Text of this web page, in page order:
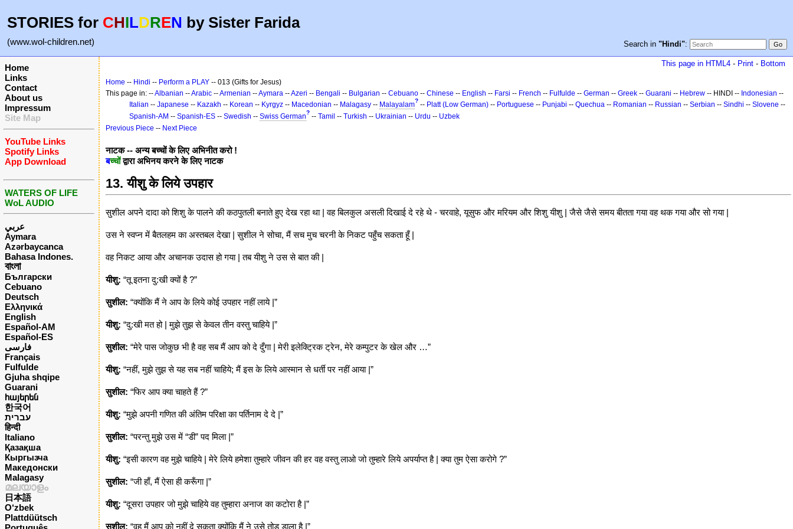
STORIES for CHILDREN by Sister Farida
(www.wol-children.net) Search in "Hindi":
Home
Links
Contact
About us
Impressum
Site Map
YouTube Links
Spotify Links
App Download
WATERS OF LIFE
WoL AUDIO
عربي
Aymara
Azərbaycanca
Bahasa Indones.
বাংলা
Български
Cebuano
Deutsch
Ελληνικά
English
Español-AM
Español-ES
فارسی
Français
Fulfulde
Gjuha shqipe
Guarani
հայերեն
한국어
עברית
हिन्दी
Italiano
Қазақша
Кыргызча
Македонски
Malagasy
മലയാളം
日本語
O‘zbek
Plattdüütsch
This page in HTML4 - Print - Bottom
Home -- Hindi -- Perform a PLAY -- 013 (Gifts for Jesus)
This page in: --Albanian --Arabic --Armenian --Aymara --Azeri -- Bengali -- Bulgarian -- Cebuano -- Chinese -- English -- Farsi -- French -- Fulfulde -- German -- Greek -- Guarani -- Hebrew -- HINDI -- Indonesian --
Italian -- Japanese -- Kazakh -- Korean -- Kyrgyz -- Macedonian -- Malagasy -- Malayalam? -- Platt (Low German) -- Portuguese -- Punjabi -- Quechua -- Romanian -- Russian -- Serbian -- Sindhi -- Slovene --
Spanish-AM -- Spanish-ES -- Swedish -- Swiss German? -- Tamil -- Turkish -- Ukrainian -- Urdu -- Uzbek
Previous Piece -- Next Piece
नाटक -- अन्य बच्चों के लिए अभिनीत करो !
बच्चोंद्वारा अभिनय करने के लिए नाटक
13. यीशु के लिये उपहार
सुशील अपने दादा को शिशु के पालने की कठपुतली बनाते हुए देख रहा था | वह बिलकुल असली दिखाई दे रहे थे - चरवाहे, यूसुफ और मरियम और शिशु यीशु | जैसे जैसे समय बीतता गया वह थक गया और सो गया |
उस ने स्वप्न में बैतलहम का अस्तबल देखा | सुशील ने सोचा, मैं सच मुच चरनी के निकट पहुँच सकता हूँ |
वह निकट आया और अचानक उदास हो गया | तब यीशु ने उस से बात की |
यीशु: “तू इतना दु:खी क्यों है ?”
सुशील: “क्योंकि मैं ने आप के लिये कोई उपहार नहीं लाये |”
यीशु: “दु:खी मत हो | मुझे तुझ से केवल तीन वस्तु चाहिये |”
सुशील: “मेरे पास जोकुछ भी है वह सब मैं आप को दे दुँगा | मेरी इलेक्ट्रिक ट्रेन, मेरे कम्पुटर के खेल और …”
यीशु: “नहीं, मुझे तुझ से यह सब नहीं चाहिये; मैं इस के लिये आस्मान से धर्ती पर नहीं आया |”
सुशील: “फिर आप क्या चाहते हैं ?”
यीशु: “मुझे अपनी गणित की अंतिम परिक्षा का पर्तिनाम दे दे |”
सुशील: “परन्तु मुझे उस में “डी” पद मिला |”
यीशु: “इसी कारण वह मुझे चाहिये | मेरे लिये हमेशा तुम्हारे जीवन की हर वह वस्तु लाओ जो तुम्हारे लिये अपर्याप्त है | क्या तुम ऐसा करोगे ?”
सुशील: “जी हाँ, मैं ऐसा ही करूँगा |”
यीशु: “दूसरा उपहार जो मुझे चाहिये वह तुम्हारा अनाज का कटोरा है |”
सुशील: “वह मैं आप को नहीं दे सकता क्योंकि मैं ने उसे तोड़ डाला है |”